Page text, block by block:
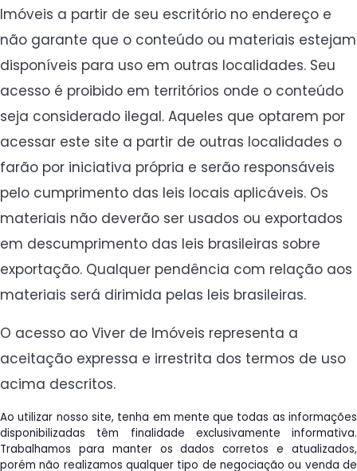
Imóveis a partir de seu escritório no endereço e
não garante que o conteúdo ou materiais estejam
disponíveis para uso em outras localidades. Seu
acesso é proibido em territórios onde o conteúdo
seja considerado ilegal. Aqueles que optarem por
acessar este site a partir de outras localidades o
farão por iniciativa própria e serão responsáveis
pelo cumprimento das leis locais aplicáveis. Os
materiais não deverão ser usados ou exportados
em descumprimento das leis brasileiras sobre
exportação. Qualquer pendência com relação aos
materiais será dirimida pelas leis brasileiras.
O acesso ao Viver de Imóveis representa a
aceitação expressa e irrestrita dos termos de uso
acima descritos.
Ao utilizar nosso site, tenha em mente que todas as informações
disponibilizadas têm finalidade exclusivamente informativa.
Trabalhamos para manter os dados corretos e atualizados,
porém não realizamos qualquer tipo de negociação ou venda de